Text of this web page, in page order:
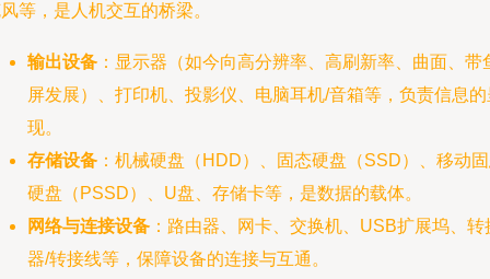
等，是人机交互的桥梁。
输出设备 ：显示器（如今向高分辨率、高刷新率、曲面、带
屏发展）、打印机、投影仪、电脑耳机/音箱等，负责信息的
现。
存储设备 ：机械硬盘（HDD）、固态硬盘（SSD）、移动
硬盘（PSSD）、U盘、存储卡等，是数据的载体。
网络与连接设备 ：路由器、网卡、交换机、USB扩展坞、转
器/转接线等，保障设备的连接与互通。